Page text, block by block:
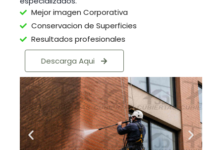
Mejor imagen Corporativa
Conservacion de Superficies
Resultados profesionales
Descarga Aqui